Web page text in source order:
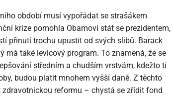
období musí vypořádat se strašákem
krize pomohla Obamovi stát se prezidentem,
přinutí trochu upustit od svých slibů. Barack
má také levicový program. To znamená, že se
středním a chudším vrstvám, kdežto ti
budou platit mnohem vyšší daně. Z těchto
reformu – chystá se zřídit fond